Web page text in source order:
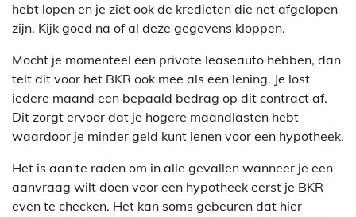
hebt lopen en je ziet ook de kredieten die net afgelopen
zijn. Kijk goed na of al deze gegevens kloppen.
Mocht je momenteel een private leaseauto hebben, dan
telt dit voor het BKR ook mee als een lening. Je lost
iedere maand een bepaald bedrag op dit contract af.
Dit zorgt ervoor dat je hogere maandlasten hebt
waardoor je minder geld kunt lenen voor een hypotheek.
Het is aan te raden om in alle gevallen wanneer je een
aanvraag wilt doen voor een hypotheek eerst je BKR
even te checken. Het kan soms gebeuren dat hier